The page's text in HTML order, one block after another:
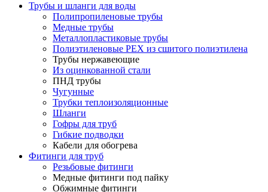
Трубы и шланги для воды
Полипропиленовые трубы
Медные трубы
Металлопластиковые трубы
Полиэтиленовые PEX из сшитого полиэтилена
Трубы нержавеющие
Из оцинкованной стали
ПНД трубы
Чугунные
Трубки теплоизоляционные
Шланги
Гофры для труб
Гибкие подводки
Кабели для обогрева
Фитинги для труб
Резьбовые фитинги
Медные фитинги под пайку
Обжимные фитинги